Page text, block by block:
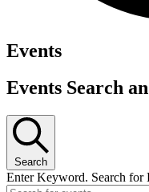
Events
Events Search
Search
Enter Keyword. Search for